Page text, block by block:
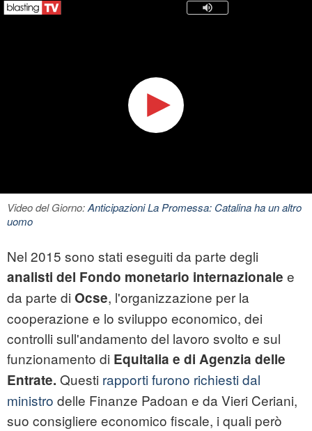
Video del Giorno:Anticipazioni La Promessa: Catalina ha un altro
uomo
Nel 2015 sono stati eseguiti da parte degli
analisti del Fondo monetario internazionale e
da parte di Ocse, l'organizzazione per la
cooperazione e lo sviluppo economico, dei
controlli sull'andamento del lavoro svolto e sul
funzionamento di Equitalia e di Agenzia delle
Entrate. Questi rapporti furono richiesti dal
ministro delle Finanze Padoan e da Vieri Ceriani,
suo consigliere economico fiscale, i quali però